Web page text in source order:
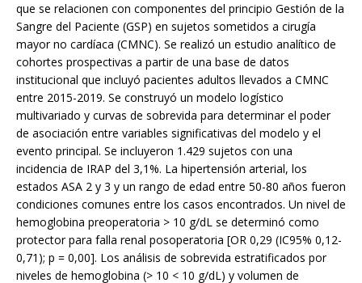
que se relacionen con componentes del principio Gestión de la
Sangre del Paciente (GSP) en sujetos sometidos a cirugía
mayor no cardíaca (CMNC). Se realizó un estudio analítico de
cohortes prospectivas a partir de una base de datos
institucional que incluyó pacientes adultos llevados a CMNC
entre 2015-2019. Se construyó un modelo logístico
multivariado y curvas de sobrevida para determinar el poder
de asociación entre variables significativas del modelo y el
evento principal. Se incluyeron 1.429 sujetos con una
incidencia de IRAP del 3,1%. La hipertensión arterial, los
estados ASA 2 y 3 y un rango de edad entre 50-80 años fueron
condiciones comunes entre los casos encontrados. Un nivel de
hemoglobina preoperatoria > 10 g/dL se determinó como
protector para falla renal posoperatoria [OR 0,29 (IC95% 0,12-
0,71); p = 0,00]. Los análisis de sobrevida estratificados por
niveles de hemoglobina (> 10 < 10 g/dL) y volumen de